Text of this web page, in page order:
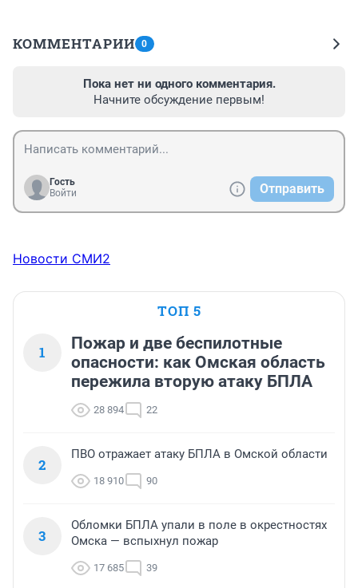
КОММЕНТАРИИ 0
Пока нет ни одного комментария.
Начните обсуждение первым!
Гость
Войти
Отправить
Новости СМИ2
ТОП 5
1
Пожар и две беспилотные
опасности: как Омская область
пережила вторую атаку БПЛА
28 894 22
2
ПВО отражает атаку БПЛА в Омской области
18 910 90
3
Обломки БПЛА упали в поле в окрестностях
Омска — вспыхнул пожар
17 685 39